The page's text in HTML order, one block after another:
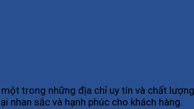
trong những địa chỉ uy tín và chất
nhan sắc và hạnh phúc cho khách hàng.